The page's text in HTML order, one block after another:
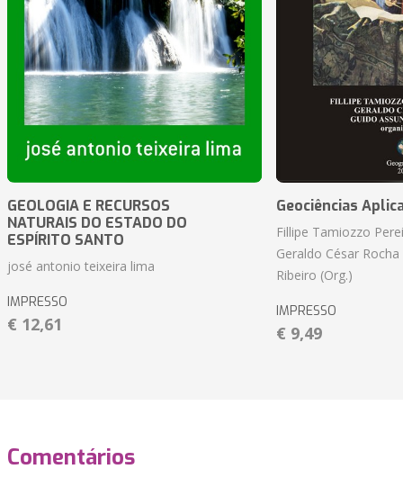
GEOLOGIA E RECURSOS
NATURAIS DO ESTADO DO
ESPÍRITO SANTO
josé antonio teixeira lima
IMPRESSO
€ 12,61
Geociências
Fillipe Tamiozzo
Geraldo César
Ribeiro (Org.)
IMPRESSO
€ 9,49
Comentários